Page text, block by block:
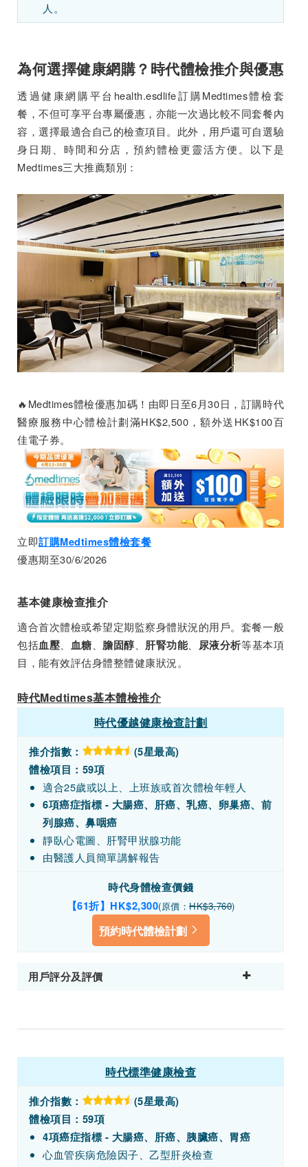
人。
為何選擇健康網購？時代體檢推介與優惠
透過健康網購平台health.esdlife訂購Medtimes體檢套
餐，不但可享平台專屬優惠，亦能一次過比較不同套餐內
容，選擇最適合自己的檢查項目。此外，用戶還可自選驗
身日期、時間和分店，預約體檢更靈活方便。以下是
Medtimes三大推薦類別：
🔥Medtimes體檢優惠加碼！由即日至6月30日，訂購時代
醫療服務中心體檢計劃滿HK$2,500，額外送HK$100百
佳電子券。
立即訂購Medtimes體檢套餐
優惠期至30/6/2026
基本健康檢查推介
適合首次體檢或希望定期監察身體狀況的用戶。套餐一般
包括血壓、 血糖、 膽固醇、 肝腎功能、 尿液分析等基本項
目，能有效評估身體整體健康狀況。
時代Medtimes基本體檢推介
時代優越健康檢查計劃
推介指數：
(5星最高)
體檢項目：59項
適合25歲或以上、上班族或首次體檢年輕人
6項癌症指標 - 大腸癌、肝癌、乳癌、卵巢癌、前
列腺癌、鼻咽癌
靜臥心電圖、肝腎甲狀腺功能
由醫護人員簡單講解報告
時代身體檢查價錢
【61折】HK$2,300(原價： HK$3,760)
預約時代體檢計劃
用戶評分及評價
時代標準健康檢查
推介指數：
(5星最高)
體檢項目：59項
4項癌症指標 - 大腸癌、肝癌、胰臟癌、胃癌
心血管疾病危險因子、乙型肝炎檢查